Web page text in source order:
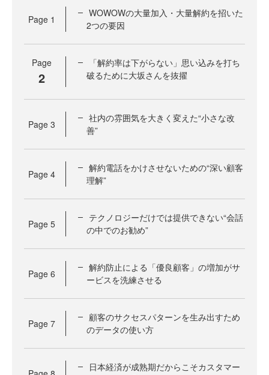
Page 1
WOWOWの大量加入・大量解約を招いた
2つの要因
Page
2
「解約率は下がらない」思い込みを打ち
破るために大坂さんを抜擢
Page 3
社内の雰囲気を大きく変えた“小さな改
善”
Page 4
解約電話をかけさせないための“深い顧客
理解”
Page 5
テクノロジーだけでは提供できない“会話
の中でのお勧め”
Page 6
解約防止による「優良顧客」の増加がサ
ービスを洗練させる
Page 7
顧客のサクセスパターンを生み出すため
のデータの使い方
日本経済が成熟期だからこそカスタマー